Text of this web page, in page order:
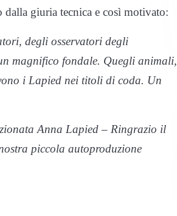
dalla giuria tecnica e così motivato:
degli osservatori degli
magnifico fondale. Quegli animali,
i Lapied nei titoli di coda. Un
Anna Lapied – Ringrazio il
piccola autoproduzione